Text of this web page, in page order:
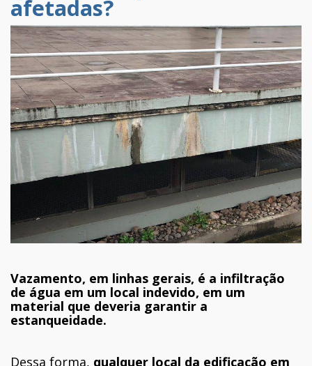
afetadas?
Vazamento, em linhas gerais, é a infiltração
de água em um local indevido, em um
material que deveria garantir a
estanqueidade.
Dessa forma, qualquer local da edificação em